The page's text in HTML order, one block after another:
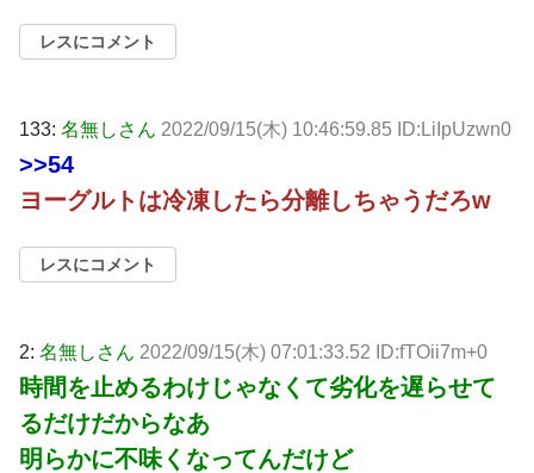
レスにコメント
133: 名無しさん 2022/09/15(木) 10:46:59.85 ID:LiIpUzwn0
>>54
ヨーグルトは冷凍したら分離しちゃうだろw
レスにコメント
2: 名無しさん 2022/09/15(木) 07:01:33.52 ID:fTOii7m+0
時間を止めるわけじゃなくて劣化を遅らせて
るだけだからなあ
明らかに不味くなってんだけど